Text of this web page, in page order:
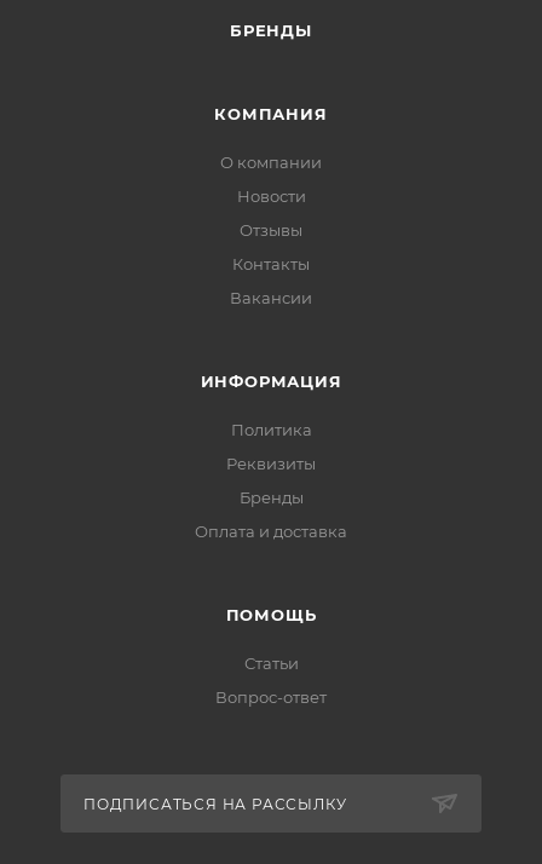
БРЕНДЫ
КОМПАНИЯ
О компании
Новости
Отзывы
Контакты
Вакансии
ИНФОРМАЦИЯ
Политика
Реквизиты
Бренды
Оплата и доставка
ПОМОЩЬ
Статьи
Вопрос-ответ
ПОДПИСАТЬСЯ НА РАССЫЛКУ